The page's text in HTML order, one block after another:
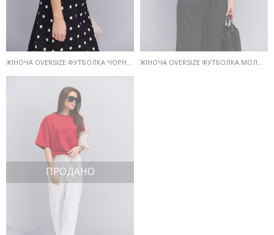
ЖІНОЧА OVERSIZE ФУТБОЛКА ЧОРНА З ГУМКОЮ ВНИЗУ ЖІНОЧА OVERSIZE ФУТБОЛКА МОЛОЧНА З ГУМКОЮ ВНИЗУ
ПРОДАНО